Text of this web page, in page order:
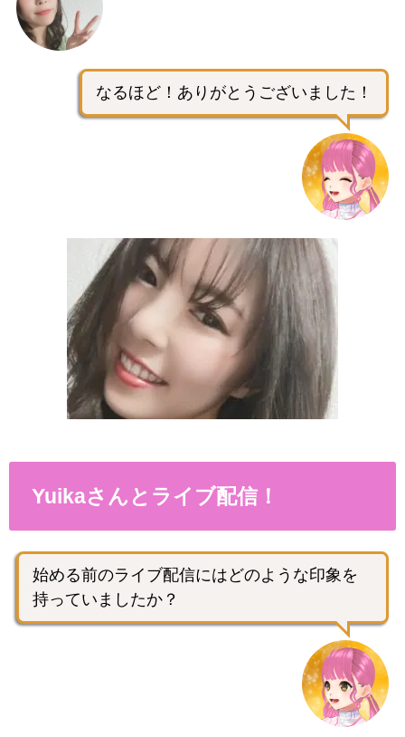
なるほど！ありがとうございました！
Yuikaさんとライブ配信！
始める前のライブ配信にはどのような印象を
持っていましたか？